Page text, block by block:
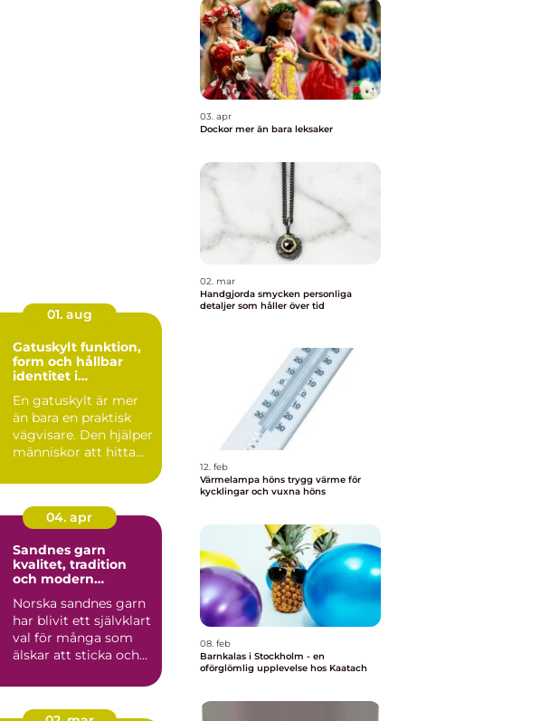
01. aug
Gatuskylt funktion,
form och hållbar
identitet i
En gatuskylt är mer
än bara en praktisk
vägvisare. Den hjälper
människor att hitta
04. apr
Sandnes garn
kvalitet, tradition
och modern
Norska sandnes garn
har blivit ett självklart
val för många som
älskar att sticka och
03. apr
Dockor mer än bara leksaker
02. mar
Handgjorda smycken personliga
detaljer som håller över tid
12. feb
Värmelampa höns trygg värme för
kycklingar och vuxna höns
08. feb
Barnkalas i Stockholm - en
oförglömlig upplevelse hos Kaatach